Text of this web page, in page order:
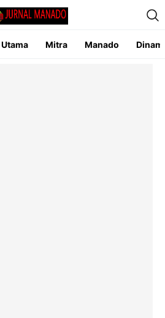
Utama Mitra Manado